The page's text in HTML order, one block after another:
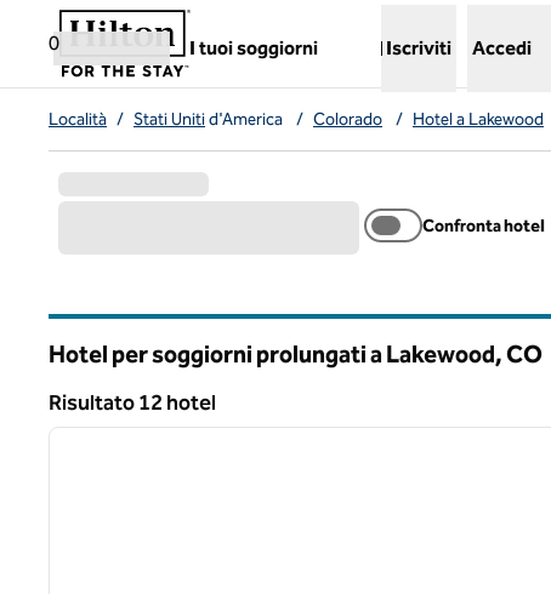
Vai al contenuto
0
I tuoi soggiorni
,apre una nuova scheda
Iscriviti Accedi
Località / Stati Unitid'America / Colorado / Hotel a Lakewood
Confronta hotel
Hotel per soggiorni prolungati a Lakewood,CO
Risultato 12 hotel
Risultato 12 hotel
1 di 12